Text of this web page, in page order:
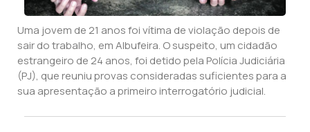
Uma jovem de 21 anos foi vítima de violação depois de
sair do trabalho, em Albufeira. O suspeito, um cidadão
estrangeiro de 24 anos, foi detido pela Polícia Judiciária
(PJ), que reuniu provas consideradas suficientes para a
sua apresentação a primeiro interrogatório judicial.